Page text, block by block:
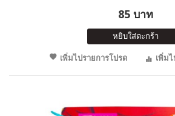
85 บาท
หยิบใส่ตะกร้า
เพิ่มไปรายการโปรด
เพิ่ม